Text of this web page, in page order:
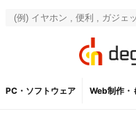
PC・ソフトウェア Web制作・